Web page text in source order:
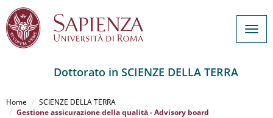
al
contenuto
Dottorato in SCIENZE DELLA TERRA
Home
SCIENZE DELLA TERRA
Gestione assicurazione della qualità - Advisory board